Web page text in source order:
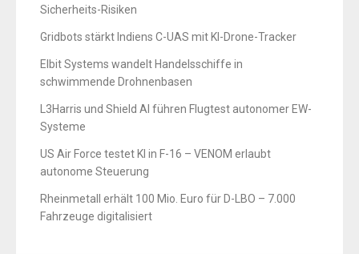
Sicherheits-Risiken
Gridbots stärkt Indiens C-UAS mit KI-Drone-Tracker
Elbit Systems wandelt Handelsschiffe in
schwimmende Drohnenbasen
L3Harris und Shield AI führen Flugtest autonomer EW-
Systeme
US Air Force testet KI in F-16 – VENOM erlaubt
autonome Steuerung
Rheinmetall erhält 100 Mio. Euro für D-LBO – 7.000
Fahrzeuge digitalisiert